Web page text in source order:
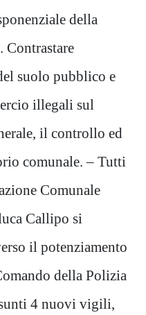
della
Contrastare
suolo pubblico e
illegali sul
il controllo ed
comunale. – Tutti
Comunale
Callipo si
il potenziamento
della Polizia
4 nuovi vigili,